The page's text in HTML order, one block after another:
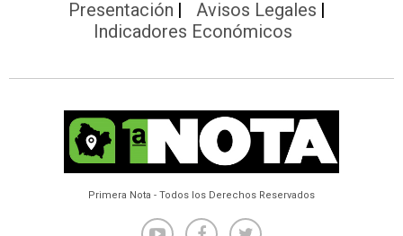
Presentación
Avisos Legales
Indicadores Económicos
Primera Nota - Todos los Derechos Reservados